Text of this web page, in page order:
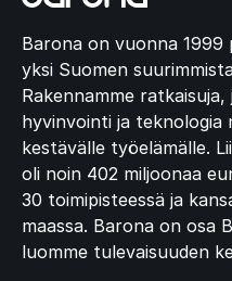
Barona on vuonna
yksi Suomen
Rakennamme
hyvinvointi ja
kestävälle työelämälle.
oli noin 402 miljoonaa
30 toimipisteessä ja
maassa. Barona on osa
luomme tulevaisuuden